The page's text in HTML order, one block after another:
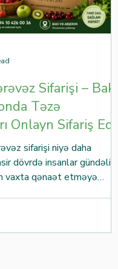
Sifarişi – Bakı
Təzə
Onlayn Sifariş Edin
sifarişi niyə daha
dövrdə insanlar gündəlik
vaxta qənaət etməyə
ailələr üçün meyvə
Bir neçə dəqiqə